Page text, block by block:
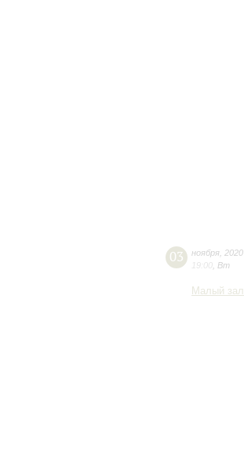
03 ноября 2020
19:00 Вт
Малый зал